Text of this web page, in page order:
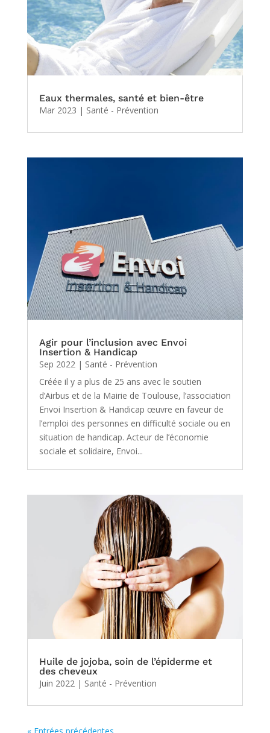
Eaux thermales, santé et bien-être
Mar 2023 | Santé - Prévention
Agir pour l’inclusion avec Envoi
Insertion & Handicap
Sep 2022| Santé - Prévention
Créée il y a plus de 25 ans avec le soutien
d’Airbus et de la Mairie de Toulouse, l’association
Envoi Insertion & Handicap œuvre en faveur de
l’emploi des personnes en difficulté sociale ou en
situation de handicap. Acteur de l’économie
sociale et solidaire, Envoi...
Huile de jojoba, soin de l’épiderme et
des cheveux
Juin 2022| Santé - Prévention